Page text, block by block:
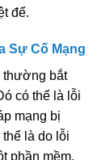
để.
Sự Cố Mạng
thường bắt
có thể là lỗi
mạng bị
là do lỗi
phần mềm,